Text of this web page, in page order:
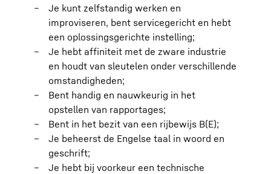
Je kunt zelfstandig werken en
improviseren, bent servicegericht en hebt
een oplossingsgerichte instelling;
Je hebt affiniteit met de zware industrie
en houdt van sleutelen onder verschillende
omstandigheden;
Bent handig en nauwkeurig in het
opstellen van rapportages;
Bent in het bezit van een rijbewijs B(E);
Je beheerst de Engelse taal in woord en
geschrift;
Je hebt bij voorkeur een technische